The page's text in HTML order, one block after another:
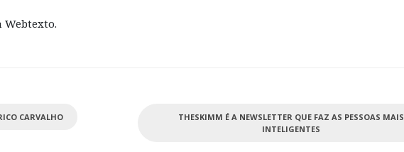
Webtexto.
CARVALHO
THESKIMM É A NEWSLETTER QUE FAZ AS PESSOAS MAIS
INTELIGENTES